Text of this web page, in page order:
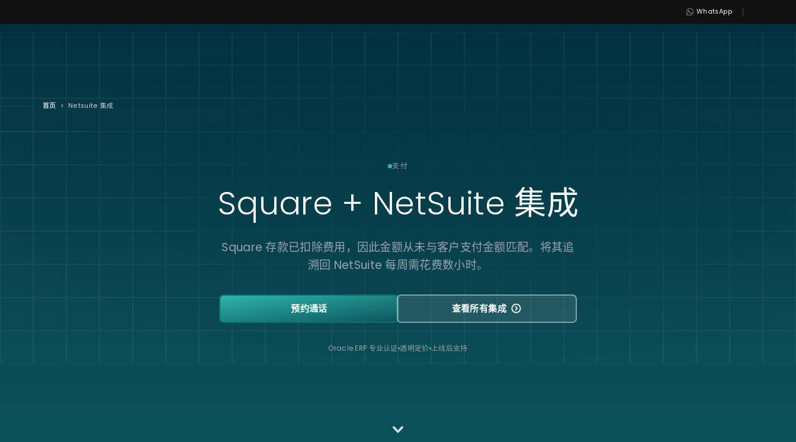
WhatsApp |
首页 > Netsuite 集成
支付
Square + NetSuite 集成
Square 存款已扣除费用，因此金额从未与客户支付金额匹配。将其追
溯回 NetSuite 每周需花费数小时。
预约通话 查看所有集成
Oracle ERP 专业认证 透明定价 上线后支持